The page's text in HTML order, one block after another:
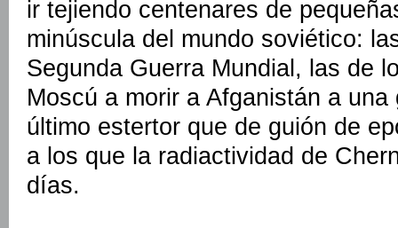
ir tejiendo centenares de
minúscula del mundo soviético:
Segunda Guerra Mundial, las de
Moscú a morir a Afganistán a
último estertor que de guión de
a los que la radiactividad de
días.